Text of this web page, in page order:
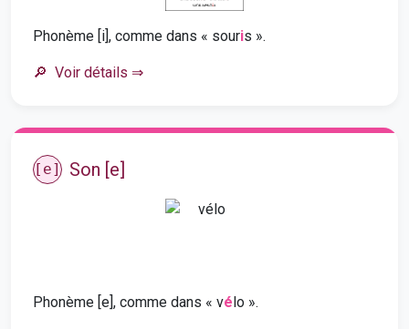
Phonème [i], comme dans « souris ».
Voir détails ⇒
[e] Son [e]
Phonème [e], comme dans « vélo ».